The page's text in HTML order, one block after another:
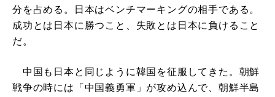
分を占める。日本はベンチマーキングの相手である。
成功とは日本に勝つこと、失敗とは日本に負けること
だ。
中国も日本と同じように韓国を征服してきた。朝鮮
戦争の時には「中国義勇軍」が攻め込んで、朝鮮半島